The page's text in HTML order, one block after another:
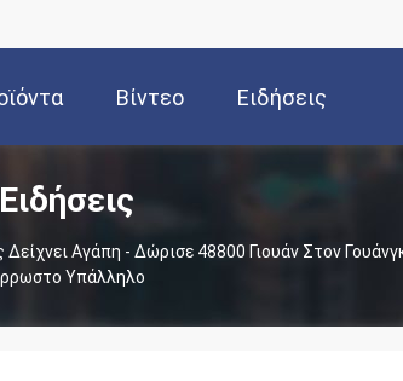
Βίντεο Ειδήσεις
Ειδήσεις
Αγάπη - Δώρισε 48800 Γιουάν Στον
Υπάλληλο